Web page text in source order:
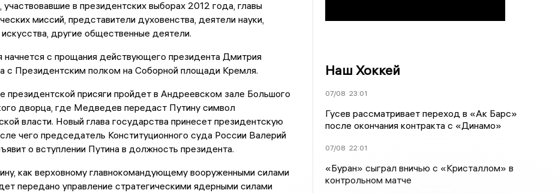
участвовавшие в президентских выборах 2012 года, главы
миссий, представители духовенства, деятели науки,
искусства, другие общественные деятели.
начнется с прощания действующего президента Дмитрия
с Президентским полком на Соборной площади Кремля.
президентской присяги пройдет в Андреевском зале Большого
дворца, где Медведев передаст Путину символ
власти. Новый глава государства принесет президентскую
чего председатель Конституционного суда России Валерий
о вступлении Путина в должность президента.
как верховному главнокомандующему вооруженными силами
передано управление стратегическими ядерными силами
Наш Хоккей
07/08 23:01
Гусев рассматривает переход в «Ак Барс»
после окончания контракта с «Динамо»
07/08 22:01
«Буран» сыграл вничью с «Кристаллом» в
контрольном матче